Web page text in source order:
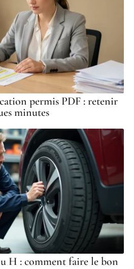
permis PDF : retenir
minutes
H : comment faire le bon